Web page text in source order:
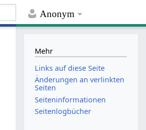
Anonym
Mehr
Links auf diese Seite
Änderungen an verlinkten
Seiten
Seiten­­informationen
Seitenlogbücher